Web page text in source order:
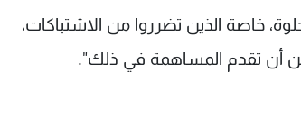
خاصة الذين تضرروا من الاشتباكات،
أن تقدم المساهمة في ذلك".